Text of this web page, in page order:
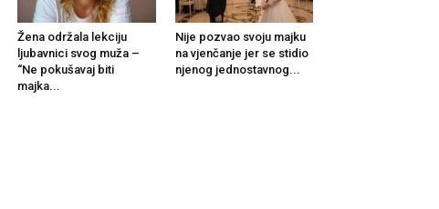
Žena održala lekciju
ljubavnici svog muža –
“Ne pokušavaj biti
majka...
Nije pozvao svoju majku
na vjenčanje jer se stidio
njenog jednostavnog...